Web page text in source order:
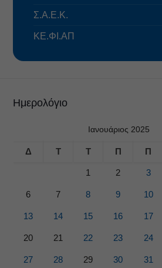
Σ.Α.Ε.Κ.
ΚΕ.ΦΙ.ΑΠ
Ημερολόγιο
Ιανουάριος 2025
Δ Τ Τ Π Π
1 2 3
6 7 8 9 10
13 14 15 16 17
20 21 22 23 24
27 28 29 30 31